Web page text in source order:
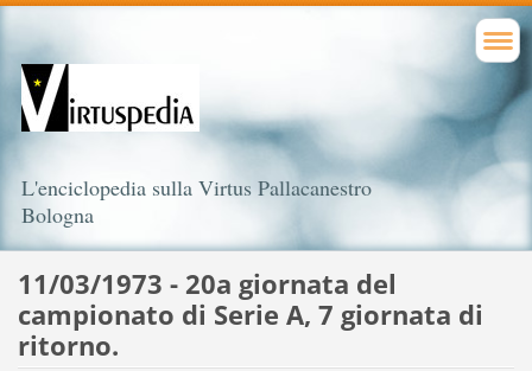
L'enciclopedia sulla Virtus Pallacanestro
Bologna
11/03/1973 - 20a giornata del
campionato di Serie A, 7 giornata di
ritorno.